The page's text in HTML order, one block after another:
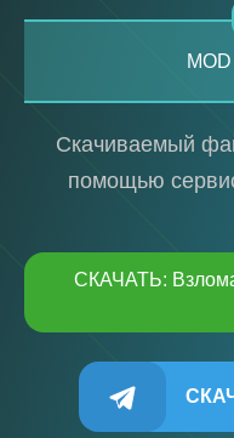
Скачиваемый
помощью
СКАЧАТЬ: